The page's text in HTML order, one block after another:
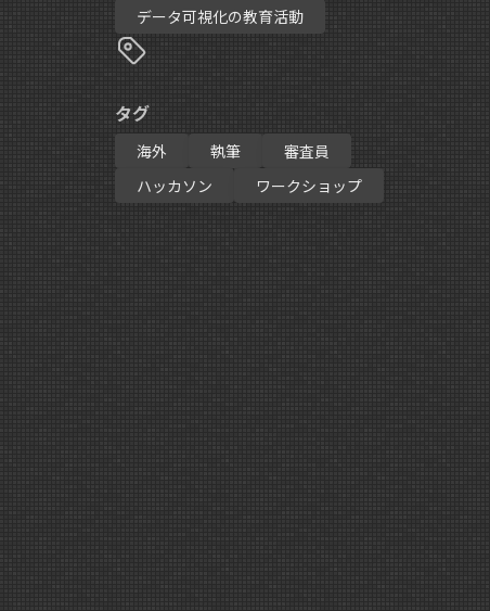
データ可視化の教育活動
タグ
海外 執筆
審査員
ハッカソン
ワークショップ